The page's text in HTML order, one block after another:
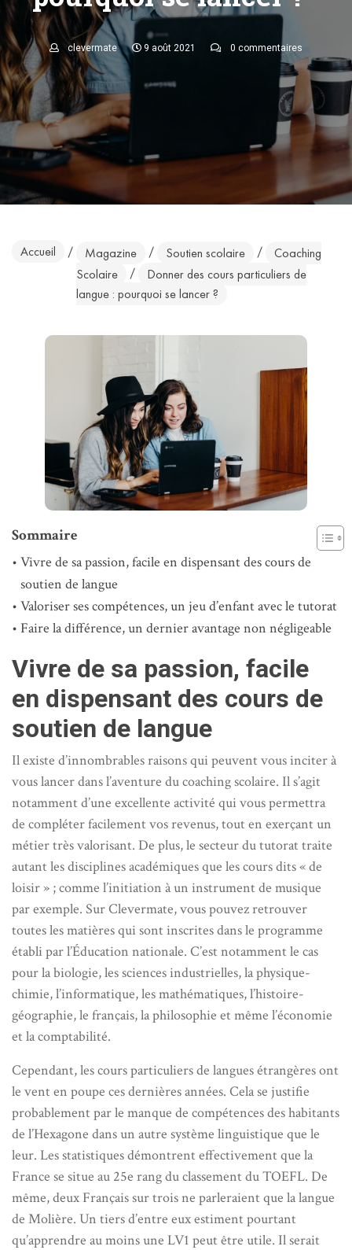
clevermate 9 août 2021 0 commentaires
Accueil / Magazine / Soutien scolaire /
Coaching
Scolaire
/
Donner des cours particuliers de
langue : pourquoi se lancer ?
Sommaire
Vivre de sa passion, facile en dispensant des cours de
soutien de langue
Valoriser ses compétences, un jeu d’enfant avec le tutorat
Faire la différence, un dernier avantage non négligeable
Vivre de sa passion, facile
en dispensant des cours de
soutien de langue
Il existe d’innombrables raisons qui peuvent vous inciter à
vous lancer dans l’aventure du coaching scolaire. Il s’agit
notamment d’une excellente activité qui vous permettra
de compléter facilement vos revenus, tout en exerçant un
métier très valorisant. De plus, le secteur du tutorat traite
autant les disciplines académiques que les cours dits « de
loisir » ; comme l’initiation à un instrument de musique
par exemple. Sur Clevermate, vous pouvez retrouver
toutes les matières qui sont inscrites dans le programme
établi par l’Éducation nationale. C’est notamment le cas
pour la biologie, les sciences industrielles, la physique-
chimie, l’informatique, les mathématiques, l’histoire-
géographie, le français, la philosophie et même l’économie
et la comptabilité.
Cependant, les cours particuliers de langues étrangères ont
le vent en poupe ces dernières années. Cela se justifie
probablement par le manque de compétences des habitants
de l’Hexagone dans un autre système linguistique que le
leur. Les statistiques démontrent effectivement que la
France se situe au 25e rang du classement du TOEFL. De
même, deux Français sur trois ne parleraient que la langue
de Molière. Un tiers d’entre eux estiment pourtant
qu’apprendre au moins une LV1 peut être utile. Il serait